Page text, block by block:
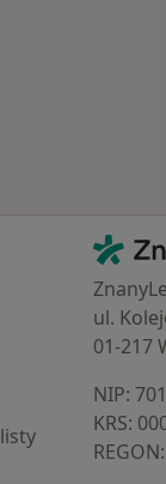
ul.
01-217
NIP:
KRS: